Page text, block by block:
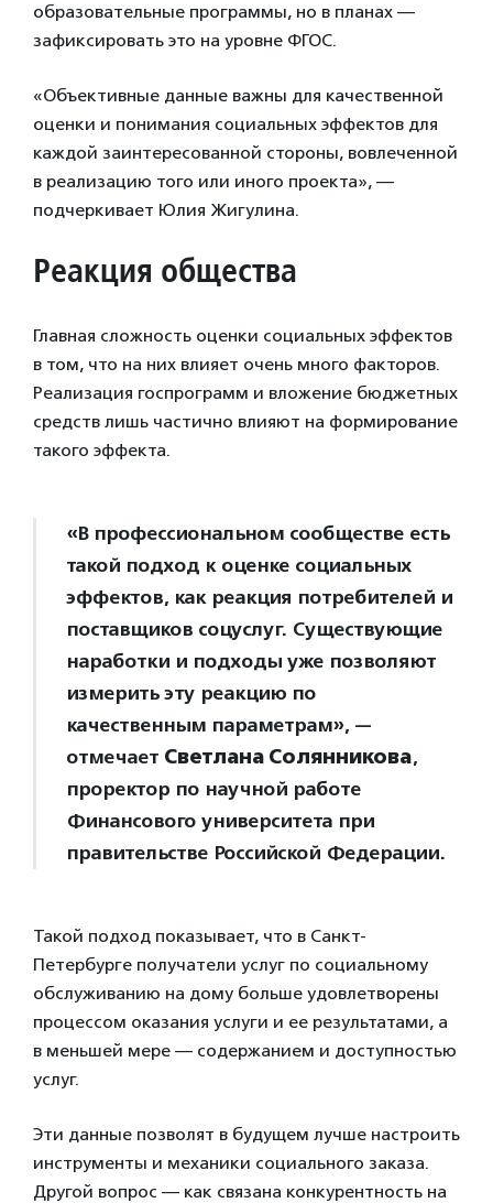
образовательные программы, но в планах —
зафиксировать это на уровне ФГОС.
«Объективные данные важны для качественной
оценки и понимания социальных эффектов для
каждой заинтересованной стороны, вовлеченной
в реализацию того или иного проекта», —
подчеркивает Юлия Жигулина.
Реакция общества
Главная сложность оценки социальных эффектов
в том, что на них влияет очень много факторов.
Реализация госпрограмм и вложение бюджетных
средств лишь частично влияют на формирование
такого эффекта.
«В профессиональном сообществе есть
такой подход к оценке социальных
эффектов, как реакция потребителей и
поставщиков соцуслуг. Существующие
наработки и подходы уже позволяют
измерить эту реакцию по
качественным параметрам», —
отмечает Светлана Солянникова,
проректор по научной работе
Финансового университета при
правительстве Российской Федерации.
Такой подход показывает, что в Санкт-
Петербурге получатели услуг по социальному
обслуживанию на дому больше удовлетворены
процессом оказания услуги и ее результатами, а
в меньшей мере — содержанием и доступностью
услуг.
Эти данные позволят в будущем лучше настроить
инструменты и механики социального заказа.
Другой вопрос — как связана конкурентность на